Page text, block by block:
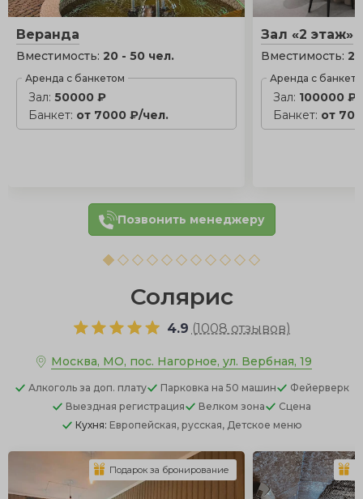
Веранда
Вместимость: 20 - 50 чел.
Аренда с банкетом
Зал: 50000 ₽
Банкет: от 7000 ₽/чел.
Зал «2 этаж»
Вместимость:
Аренда с
Зал: 100000 ₽
Банкет: от
Позвонить менеджеру
Солярис
4.9 (1008 отзывов)
Москва, МО, пос. Нагорное, ул. Вербная, 19
Алкоголь за доп. плату Парковка на 50 машин
Фейерверк
Выездная регистрация
Велком зона
Сцена
Кухня: Европейская, русская, Детское меню
Подарок за бронирование